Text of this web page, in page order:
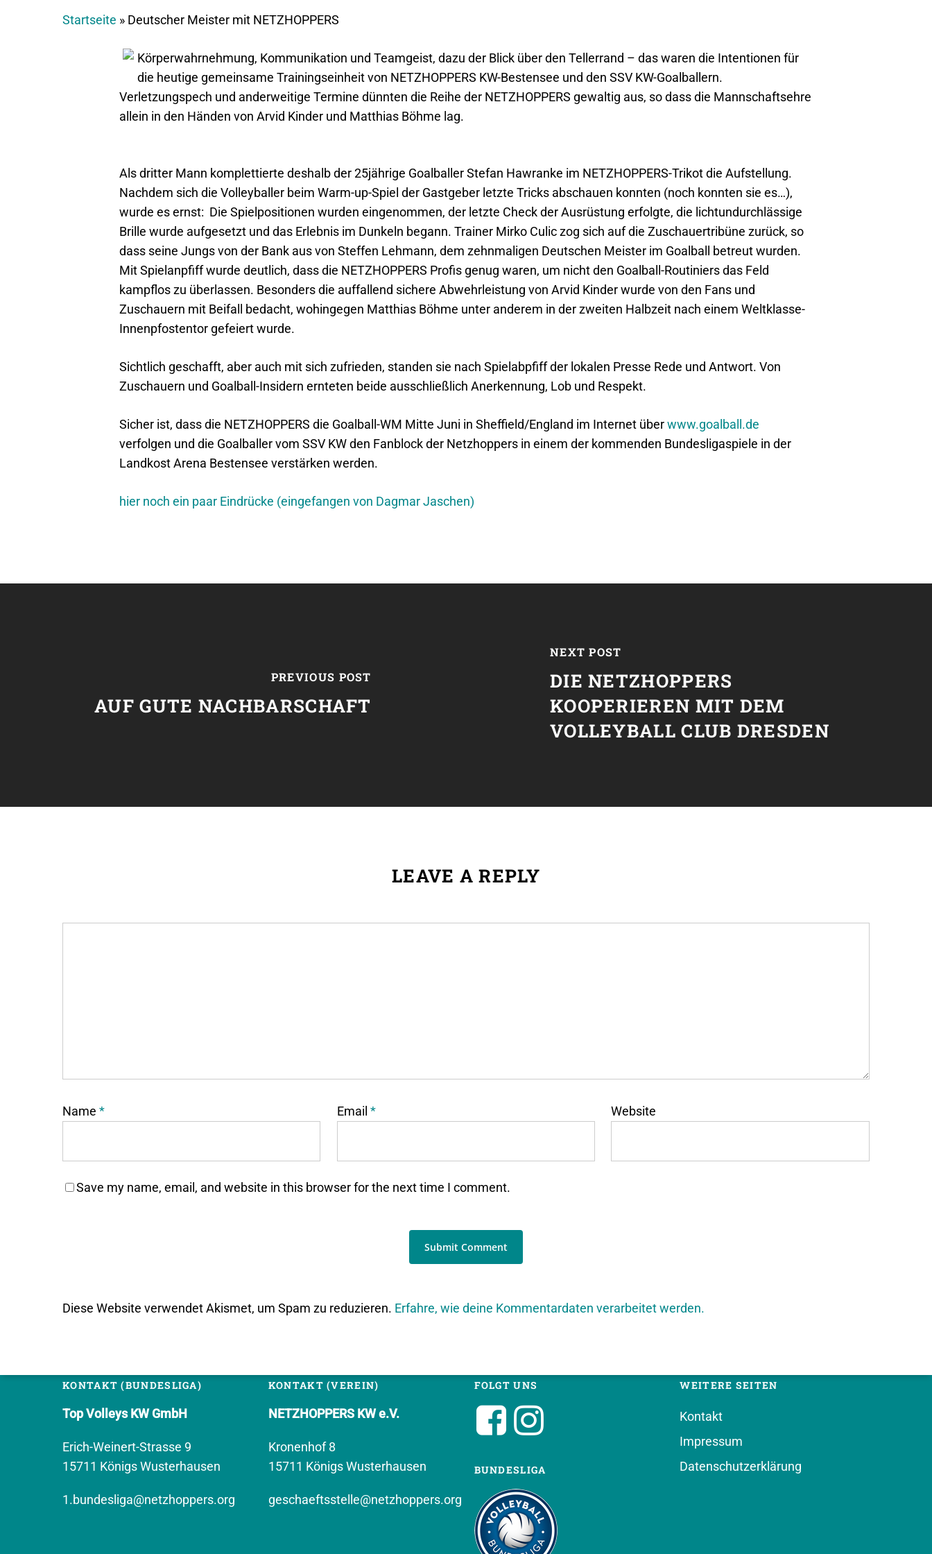
Startseite » Deutscher Meister mit NETZHOPPERS
Körperwahrnehmung, Kommunikation und Teamgeist, dazu der Blick über den Tellerrand – das waren die Intentionen für
die heutige gemeinsame Trainingseinheit von NETZHOPPERS KW-Bestensee und den SSV KW-Goalballern.
Verletzungspech und anderweitige Termine dünnten die Reihe der NETZHOPPERS gewaltig aus, so dass die Mannschaftsehre
allein in den Händen von Arvid Kinder und Matthias Böhme lag.
Als dritter Mann komplettierte deshalb der 25jährige Goalballer Stefan Hawranke im NETZHOPPERS-Trikot die Aufstellung.
Nachdem sich die Volleyballer beim Warm-up-Spiel der Gastgeber letzte Tricks abschauen konnten (noch konnten sie es…),
wurde es ernst: Die Spielpositionen wurden eingenommen, der letzte Check der Ausrüstung erfolgte, die lichtundurchlässige
Brille wurde aufgesetzt und das Erlebnis im Dunkeln begann. Trainer Mirko Culic zog sich auf die Zuschauertribüne zurück, so
dass seine Jungs von der Bank aus von Steffen Lehmann, dem zehnmaligen Deutschen Meister im Goalball betreut wurden.
Mit Spielanpfiff wurde deutlich, dass die NETZHOPPERS Profis genug waren, um nicht den Goalball-Routiniers das Feld
kampflos zu überlassen. Besonders die auffallend sichere Abwehrleistung von Arvid Kinder wurde von den Fans und
Zuschauern mit Beifall bedacht, wohingegen Matthias Böhme unter anderem in der zweiten Halbzeit nach einem Weltklasse-
Innenpfostentor gefeiert wurde.
Sichtlich geschafft, aber auch mit sich zufrieden, standen sie nach Spielabpfiff der lokalen Presse Rede und Antwort. Von
Zuschauern und Goalball-Insidern ernteten beide ausschließlich Anerkennung, Lob und Respekt.
Sicher ist, dass die NETZHOPPERS die Goalball-WM Mitte Juni in Sheffield/England im Internet überwww.goalball.de
verfolgen und die Goalballer vom SSV KW den Fanblock der Netzhoppers in einem der kommenden Bundesligaspiele in der
Landkost Arena Bestensee verstärken werden.
hier noch ein paar Eindrücke (eingefangen von Dagmar Jaschen)
PREVIOUS POST
AUF GUTE NACHBARSCHAFT
NEXT POST
DIE NETZHOPPERS
KOOPERIEREN MIT DEM
VOLLEYBALL CLUB DRESDEN
LEAVE A REPLY
Name * Email * Website
Save my name, email, and website in this browser for the next time I comment.
Diese Website verwendet Akismet, um Spam zu reduzieren. Erfahre, wie deine Kommentardaten verarbeitet werden.
KONTAKT (BUNDESLIGA)
Top Volleys KW GmbH
Erich-Weinert-Strasse 9
15711 Königs Wusterhausen
1.bundesliga@netzhoppers.org
KONTAKT (VEREIN)
NETZHOPPERS KW e.V.
Kronenhof 8
15711 Königs Wusterhausen
geschaeftsstelle@netzhoppers.org
FOLGT UNS
BUNDESLIGA
WEITERE SEITEN
Kontakt
Impressum
Datenschutzerklärung